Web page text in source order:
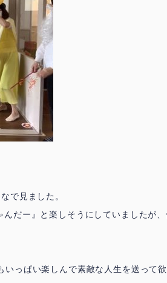
で見ました。
だー』と楽しそうにしていましたが
っぱい楽しんで素敵な人生を送って
トップページ